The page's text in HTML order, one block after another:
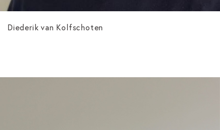
Diederik van Kolfschoten